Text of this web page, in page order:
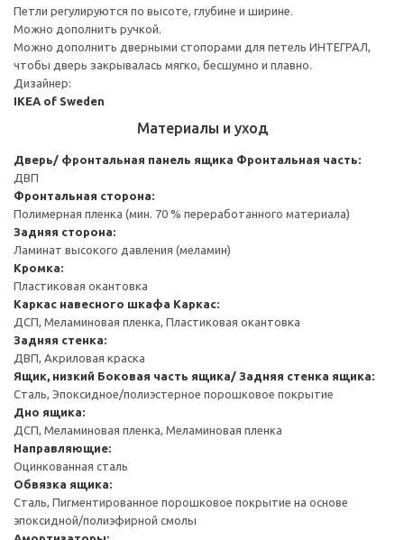
Петли регулируются по высоте, глубине и ширине.
Можно дополнить ручкой.
Можно дополнить дверными стопорами для петель ИНТЕГРАЛ,
чтобы дверь закрывалась мягко, бесшумно и плавно.
Дизайнер:
IKEA of Sweden
Материалы и уход
Дверь/ фронтальная панель ящика Фронтальная часть:
ДВП
Фронтальная сторона:
Полимерная пленка (мин. 70 % переработанного материала)
Задняя сторона:
Ламинат высокого давления (меламин)
Кромка:
Пластиковая окантовка
Каркас навесного шкафа Каркас:
ДСП, Меламиновая пленка, Пластиковая окантовка
Задняя стенка:
ДВП, Акриловая краска
Ящик, низкий Боковая часть ящика/ Задняя стенка ящика:
Сталь, Эпоксидное/полиэстерное порошковое покрытие
Дно ящика:
ДСП, Меламиновая пленка, Меламиновая пленка
Направляющие:
Оцинкованная сталь
Обвязка ящика:
Сталь, Пигментированное порошковое покрытие на основе
эпоксидной/полиэфирной смолы